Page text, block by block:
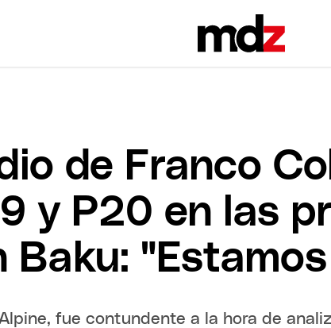
de Franco
y P20 en las
"Estamos
fue contundente a la hora de